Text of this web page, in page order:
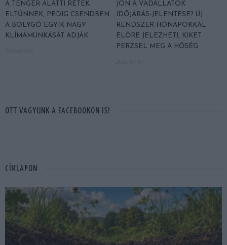
A TENGER ALATTI RÉTEK
ELTŰNNEK, PEDIG CSENDBEN
A BOLYGÓ EGYIK NAGY
KLÍMAMUNKÁSÁT ADJÁK
JÖN A VADÁLLATOK
IDŐJÁRÁS-JELENTÉSE? ÚJ
RENDSZER HÓNAPOKKAL
ELŐRE JELEZHETI, KIKET
PERZSEL MEG A HŐSÉG
OTT VAGYUNK A FACEBOOKON IS!
CÍMLAPON